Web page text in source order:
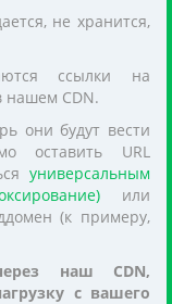
не хранится,
ссылки на
нашем CDN.
они будут вести
оставить URL
универсальным
или
(к примеру,
наш CDN,
с вашего